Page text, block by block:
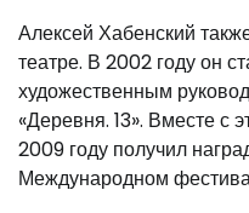
Алексей Хабенский
театре. В 2002 году он
художественным
«Деревня. 13». Вместе с
2009 году получил
Международном